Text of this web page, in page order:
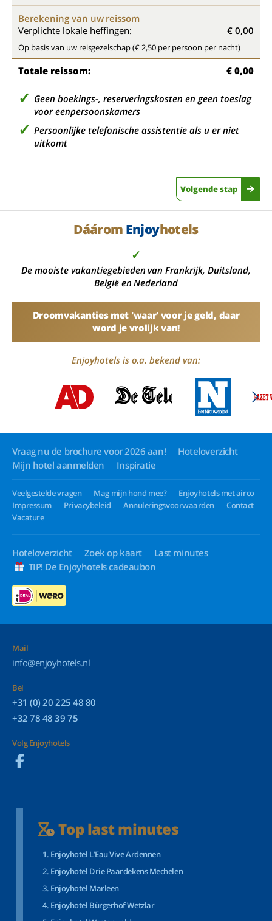
Berekening van uw reissom
Verplichte lokale heffingen:
€ 0,00
Op basis van uw reisgezelschap (€ 2,50 per persoon per nacht)
Totale reissom: € 0,00
Geen boekings-, reserveringskosten en geen toeslag
voor eenpersoonskamers
Persoonlijke telefonische assistentie als u er niet
uitkomt
Volgende stap
Dáárom Enjoyhotels
✓
De mooiste vakantiegebieden van Frankrijk, Duitsland,
België en Nederland
Droomvakanties met 'waar' voor je geld, daar
word je vrolijk van!
Enjoyhotels is o.a. bekend van:
Vraag nu de brochure voor 2026 aan!
Hoteloverzicht
Mijn hotel aanmelden
Inspiratie
Veelgestelde vragen Mag mijn hond mee?
Enjoyhotels met airco
Impressum
Privacybeleid Annuleringsvoorwaarden
Contact
Vacature
Hoteloverzicht Zoek op kaart
Last minutes
TIP! De Enjoyhotels cadeaubon
Mail
info@enjoyhotels.nl
Bel
+31 (0) 20 225 48 80
+32 78 48 39 75
Volg Enjoyhotels
Top last minutes
Enjoyhotel L’Eau Vive Ardennen
Enjoyhotel Drie Paardekens Mechelen
Enjoyhotel Marleen
Enjoyhotel Bürgerhof Wetzlar